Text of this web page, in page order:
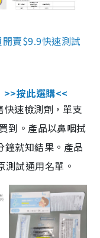
賣$9.9快速測試
>>按此選購<<
快速檢測劑，單支
到。產品以鼻咽拭
鐘就知結果。產品
試通用名單。